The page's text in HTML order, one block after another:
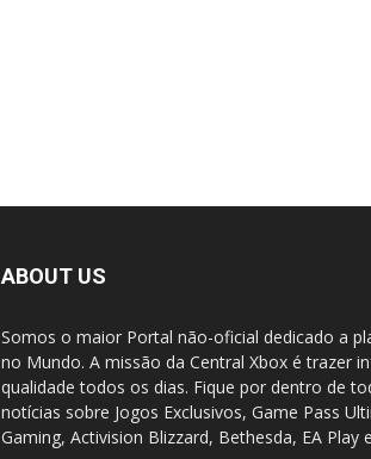
ABOUT US
Somos o maior Portal não-oficial dedicado a
no Mundo. A missão da Central Xbox é trazer
qualidade todos os dias. Fique por dentro de
notícias sobre Jogos Exclusivos, Game Pass
Gaming, Activision Blizzard, Bethesda, EA Play